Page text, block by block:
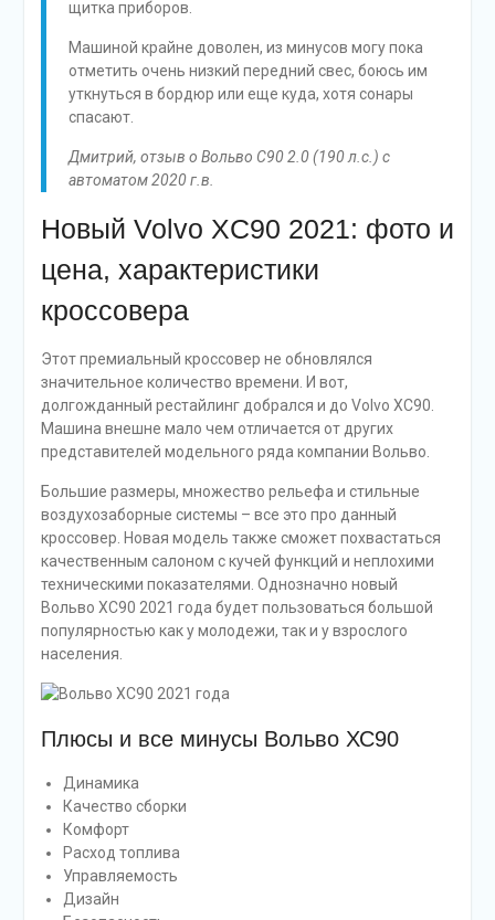
щитка приборов.
Машиной крайне доволен, из минусов могу пока
отметить очень низкий передний свес, боюсь им
уткнуться в бордюр или еще куда, хотя сонары
спасают.
Дмитрий, отзыв о Вольво С90 2.0 (190 л.с.) с
автоматом 2020 г.в.
Новый Volvo XC90 2021: фото и
цена, характеристики
кроссовера
Этот премиальный кроссовер не обновлялся
значительное количество времени. И вот,
долгожданный рестайлинг добрался и до Volvo ХС90.
Машина внешне мало чем отличается от других
представителей модельного ряда компании Вольво.
Большие размеры, множество рельефа и стильные
воздухозаборные системы – все это про данный
кроссовер. Новая модель также сможет похвастаться
качественным салоном с кучей функций и неплохими
техническими показателями. Однозначно новый
Вольво ХС90 2021 года будет пользоваться большой
популярностью как у молодежи, так и у взрослого
населения.
Плюсы и все минусы Вольво ХС90
Динамика
Качество сборки
Комфорт
Расход топлива
Управляемость
Дизайн